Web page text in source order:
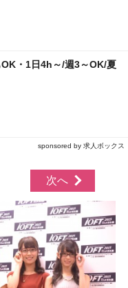
・1日4h～/週3～OK/夏
sponsored by 求人ボックス
次へ